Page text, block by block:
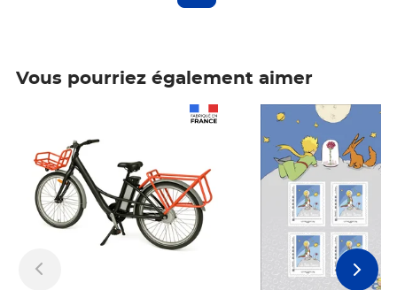
Vous pourriez également aimer
Prix 7,50€